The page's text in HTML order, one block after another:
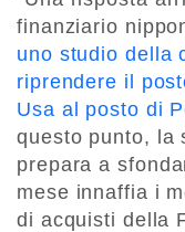
finanziario
uno studio della
riprendere il
Usa al posto di
questo punto, la
prepara a
mese innaffia i
di acquisti della